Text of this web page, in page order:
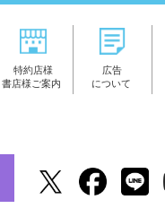
特約店様
書店様ご案内
広告
について